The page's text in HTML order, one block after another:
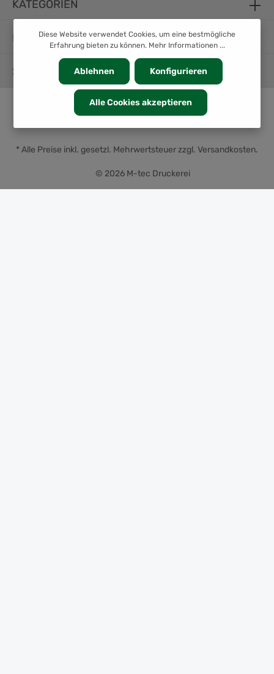
KATEGORIEN
INFORMATION
SERVICE
© 2026 M-tec Druckerei
* Alle Preise inkl. gesetzl. Mehrwertsteuer zzgl. Versandkosten.
Diese Website verwendet Cookies, um eine bestmögliche
Erfahrung bieten zu können. Mehr Informationen ...
Ablehnen Konfigurieren
Alle Cookies akzeptieren